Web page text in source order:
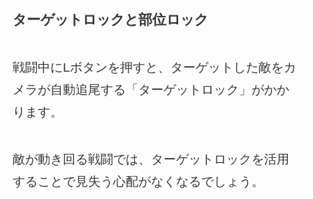
ターゲットロックと部位ロック
戦闘中にLボタンを押すと、ターゲットした敵をカ
メラが自動追尾する「ターゲットロック」がかか
ります。
敵が動き回る戦闘では、ターゲットロックを活用
することで見失う心配がなくなるでしょう。